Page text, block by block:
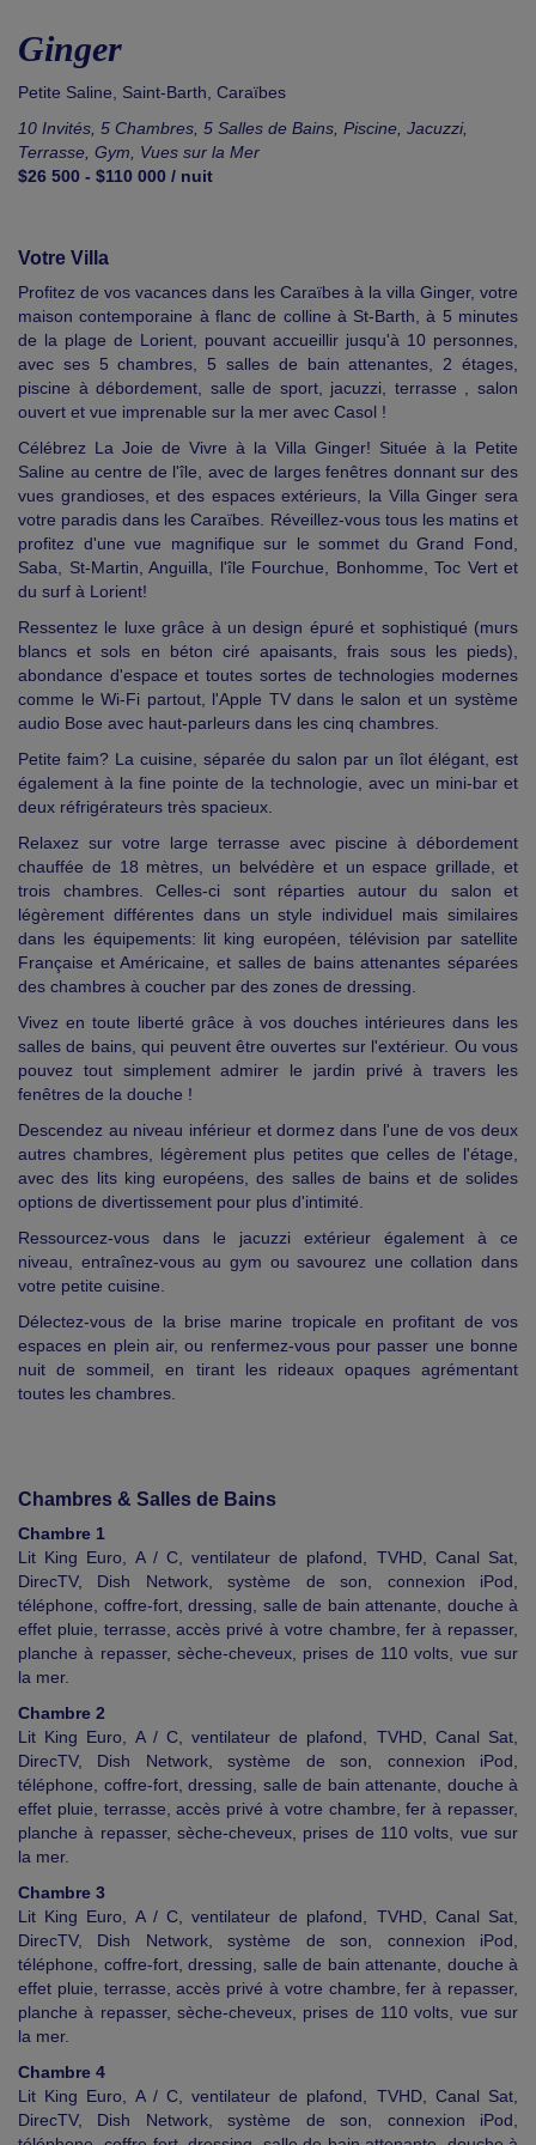
Ginger
Petite Saline Saint-Barth Caraïbes
10 Invités, 5 Chambres, 5 Salles de Bains, Piscine, Jacuzzi,
Terrasse, Gym, Vues sur la Mer
$26 500 - $110 000 / nuit
Votre Villa
Profitez de vos vacances dans les Caraïbes à la villa Ginger, votre
maison contemporaine à flanc de colline à St-Barth, à 5 minutes
de la plage de Lorient, pouvant accueillir jusqu'à 10 personnes,
avec ses 5 chambres, 5 salles de bain attenantes, 2 étages,
piscine à débordement, salle de sport, jacuzzi, terrasse , salon
ouvert et vue imprenable sur la mer avec Casol !
Célébrez La Joie de Vivre à la Villa Ginger! Située à la Petite
Saline au centre de l'île, avec de larges fenêtres donnant sur des
vues grandioses, et des espaces extérieurs, la Villa Ginger sera
votre paradis dans les Caraïbes. Réveillez-vous tous les matins et
profitez d'une vue magnifique sur le sommet du Grand Fond,
Saba, St-Martin, Anguilla, l'île Fourchue, Bonhomme, Toc Vert et
du surf à Lorient!
Ressentez le luxe grâce à un design épuré et sophistiqué (murs
blancs et sols en béton ciré apaisants, frais sous les pieds),
abondance d'espace et toutes sortes de technologies modernes
comme le Wi-Fi partout, l'Apple TV dans le salon et un système
audio Bose avec haut-parleurs dans les cinq chambres.
Petite faim? La cuisine, séparée du salon par un îlot élégant, est
également à la fine pointe de la technologie, avec un mini-bar et
deux réfrigérateurs très spacieux.
Relaxez sur votre large terrasse avec piscine à débordement
chauffée de 18 mètres, un belvédère et un espace grillade, et
trois chambres. Celles-ci sont réparties autour du salon et
légèrement différentes dans un style individuel mais similaires
dans les équipements: lit king européen, télévision par satellite
Française et Américaine, et salles de bains attenantes séparées
des chambres à coucher par des zones de dressing.
Vivez en toute liberté grâce à vos douches intérieures dans les
salles de bains, qui peuvent être ouvertes sur l'extérieur. Ou vous
pouvez tout simplement admirer le jardin privé à travers les
fenêtres de la douche !
Descendez au niveau inférieur et dormez dans l'une de vos deux
autres chambres, légèrement plus petites que celles de l'étage,
avec des lits king européens, des salles de bains et de solides
options de divertissement pour plus d'intimité.
Ressourcez-vous dans le jacuzzi extérieur également à ce
niveau, entraînez-vous au gym ou savourez une collation dans
votre petite cuisine.
Délectez-vous de la brise marine tropicale en profitant de vos
espaces en plein air, ou renfermez-vous pour passer une bonne
nuit de sommeil, en tirant les rideaux opaques agrémentant
toutes les chambres.
Chambres & Salles de Bains
Chambre 1
Lit King Euro, A / C, ventilateur de plafond, TVHD, Canal Sat,
DirecTV, Dish Network, système de son, connexion iPod,
téléphone, coffre-fort, dressing, salle de bain attenante, douche à
effet pluie, terrasse, accès privé à votre chambre, fer à repasser,
planche à repasser, sèche-cheveux, prises de 110 volts, vue sur
la mer.
Chambre 2
Lit King Euro, A / C, ventilateur de plafond, TVHD, Canal Sat,
DirecTV, Dish Network, système de son, connexion iPod,
téléphone, coffre-fort, dressing, salle de bain attenante, douche à
effet pluie, terrasse, accès privé à votre chambre, fer à repasser,
planche à repasser, sèche-cheveux, prises de 110 volts, vue sur
la mer.
Chambre 3
Lit King Euro, A / C, ventilateur de plafond, TVHD, Canal Sat,
DirecTV, Dish Network, système de son, connexion iPod,
téléphone, coffre-fort, dressing, salle de bain attenante, douche à
effet pluie, terrasse, accès privé à votre chambre, fer à repasser,
planche à repasser, sèche-cheveux, prises de 110 volts, vue sur
la mer.
Chambre 4
Lit King Euro, A / C, ventilateur de plafond, TVHD, Canal Sat,
DirecTV, Dish Network, système de son, connexion iPod,